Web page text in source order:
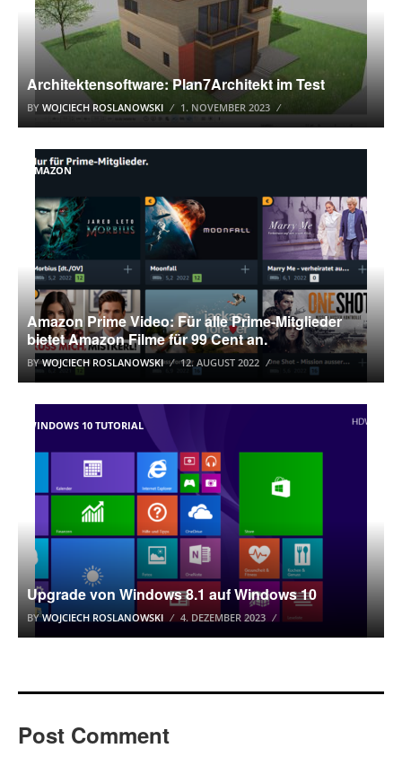
Architektensoftware: Plan7Architekt im Test
BY WOJCIECH ROSLANOWSKI 1. NOVEMBER 2023
AMAZON
Amazon Prime Video: Für alle Prime-Mitglieder
bietet Amazon Filme für 99 Cent an.
BYWOJCIECH ROSLANOWSKI 12. AUGUST 2022
WINDOWS 10 TUTORIAL
Upgrade von Windows 8.1 auf Windows 10
BYWOJCIECH ROSLANOWSKI 4. DEZEMBER 2023
Post Comment